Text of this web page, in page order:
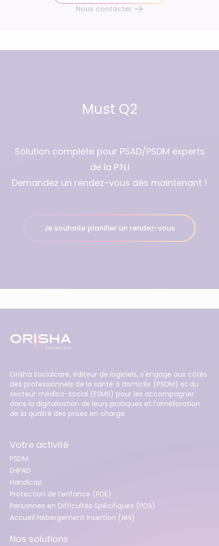
Nous contacter
Must Q2
Solution complète pour PSAD/PSDM experts
de la P.N.I
Demandez un rendez-vous dès maintenant !
Je souhaite planifier un rendez-vous
Orisha Socialcare, éditeur de logiciels, s'engage aux côtés
des professionnels de la santé à domicile (PSDM) et du
secteur médico-social (ESMS) pour les accompagner
dans la digitalisation de leurs pratiques et l'amélioration
de la qualité des prises en charge.
Votre activité
PSDM
EHPAD
Handicap
Protection de l’enfance (PDE)
Personnes en Difficultés Spécifiques (PDS)
Accueil Hébergement Insertion (AHI)
Nos solutions